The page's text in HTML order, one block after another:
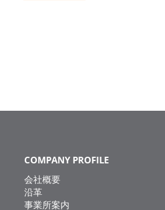
COMPANY PROFILE
会社概要
沿革
事業所案内